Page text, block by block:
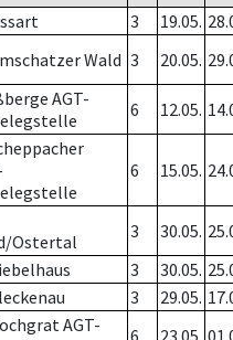
3 19.05.
Wald 3 20.05.
AGT-
6 12.05.
6 15.05.
Ostertal
3 30.05.
3 30.05.
3 29.05.
AGT-